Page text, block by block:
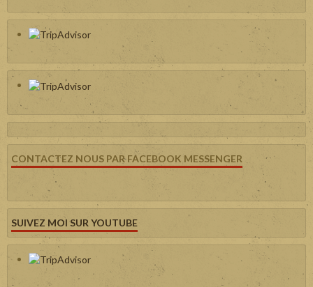
CONTACTEZ NOUS PAR FACEBOOK MESSENGER
SUIVEZ MOI SUR YOUTUBE